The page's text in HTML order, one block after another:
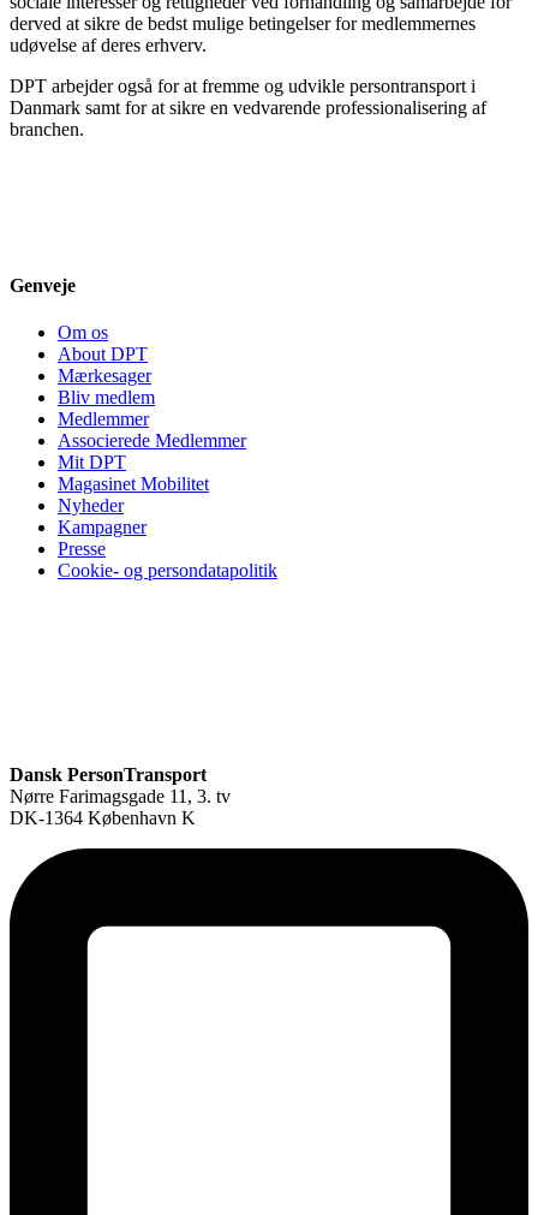
derved at sikre de bedst mulige betingelser for medlemmernes
udøvelse af deres erhverv.
DPT arbejder også for at fremme og udvikle persontransport i
Danmark samt for at sikre en vedvarende professionalisering af
branchen.
Genveje
Om os
About DPT
Mærkesager
Bliv medlem
Medlemmer
Associerede Medlemmer
Mit DPT
Magasinet Mobilitet
Nyheder
Kampagner
Presse
Cookie- og persondatapolitik
Dansk PersonTransport
Nørre Farimagsgade 11, 3. tv
DK-1364 København K